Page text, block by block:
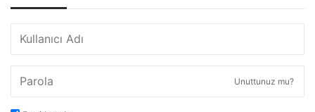
Unuttunuz mu?